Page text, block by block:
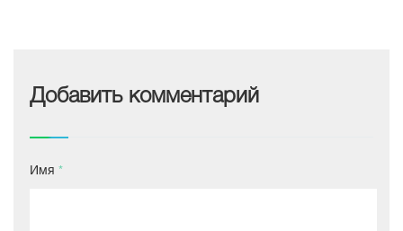
Добавить комментарий
Имя *